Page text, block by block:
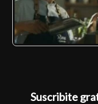
Suscribite